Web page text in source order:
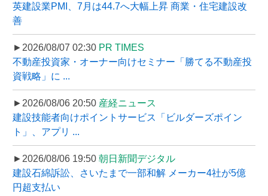
英建設業PMI、7月は44.7へ大幅上昇 商業・住宅建設改
善
►2026/08/07 02:30 PR TIMES
不動産投資家・オーナー向けセミナー「勝てる不動産投
資戦略」に ...
►2026/08/06 20:50 産経ニュース
建設技能者向けポイントサービス「ビルダーズポイン
ト」、アプリ ...
►2026/08/06 19:50 朝日新聞デジタル
建設石綿訴訟、さいたまで一部和解 メーカー4社が5億
円超支払い